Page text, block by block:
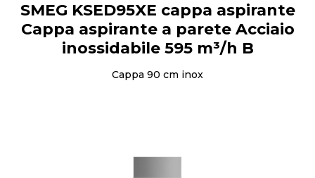
SMEG KSED95XE cappa aspirante
Cappa aspirante a parete Acciaio
inossidabile 595 m³/h B
Cappa 90 cm inox